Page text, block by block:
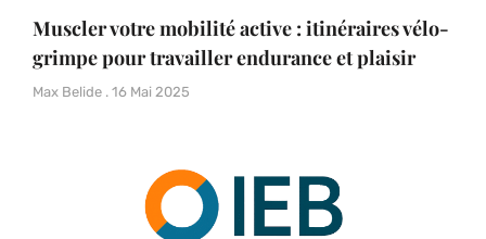
Muscler votre mobilité active : itinéraires vélo-
grimpe pour travailler endurance et plaisir
Max Belide 16 Mai 2025